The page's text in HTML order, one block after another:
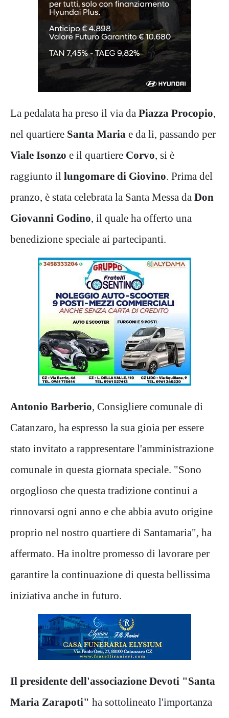
La pedalata ha preso il via da Piazza Procopio,
nel quartiere Santa Maria e da lì, passando per
Viale Isonzo e il quartiere Corvo, si è
raggiunto il lungomare di Giovino. Prima del
pranzo, è stata celebrata la Santa Messa da Don
Giovanni Godino, il quale ha offerto una
benedizione speciale ai partecipanti.
Antonio Barberio, Consigliere comunale di
Catanzaro, ha espresso la sua gioia per essere
stato invitato a rappresentare l'amministrazione
comunale in questa giornata speciale. "Sono
orgoglioso che questa tradizione continui a
rinnovarsi ogni anno e che abbia avuto origine
proprio nel nostro quartiere di Santamaria", ha
affermato. Ha inoltre promesso di lavorare per
garantire la continuazione di questa bellissima
iniziativa anche in futuro.
Il presidente dell'associazione Devoti "Santa
Maria Zarapoti" ha sottolineato l'importanza